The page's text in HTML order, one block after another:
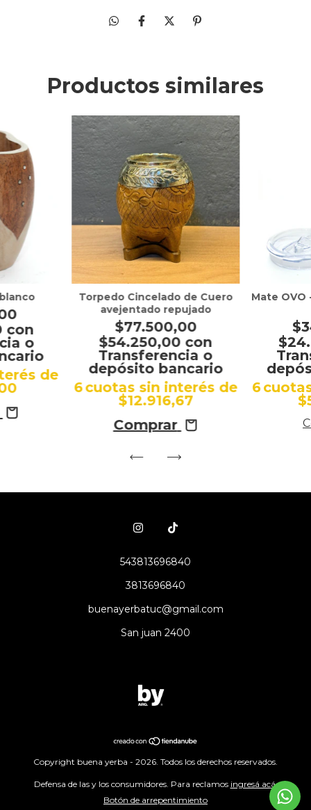
Productos similares
con
o
de
Torpedo Cincelado de Cuero
avejentado repujado
$77.500,00
$54.250,00 con
Transferencia o
depósito bancario
6cuotas sin interés de
$12.916,67
Comprar
Mate OVO
6
543813696840
3813696840
buenayerbatuc@gmail.com
San juan 2400
Copyright buena yerba - 2026. Todos los derechos reservados.
Defensa de las y los consumidores. Para reclamos ingresá acá.
Botón de arrepentimiento